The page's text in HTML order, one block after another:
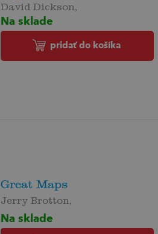
David Dickson,
Na sklade
pridať do košíka
Great Maps
Jerry Brotton,
Na sklade